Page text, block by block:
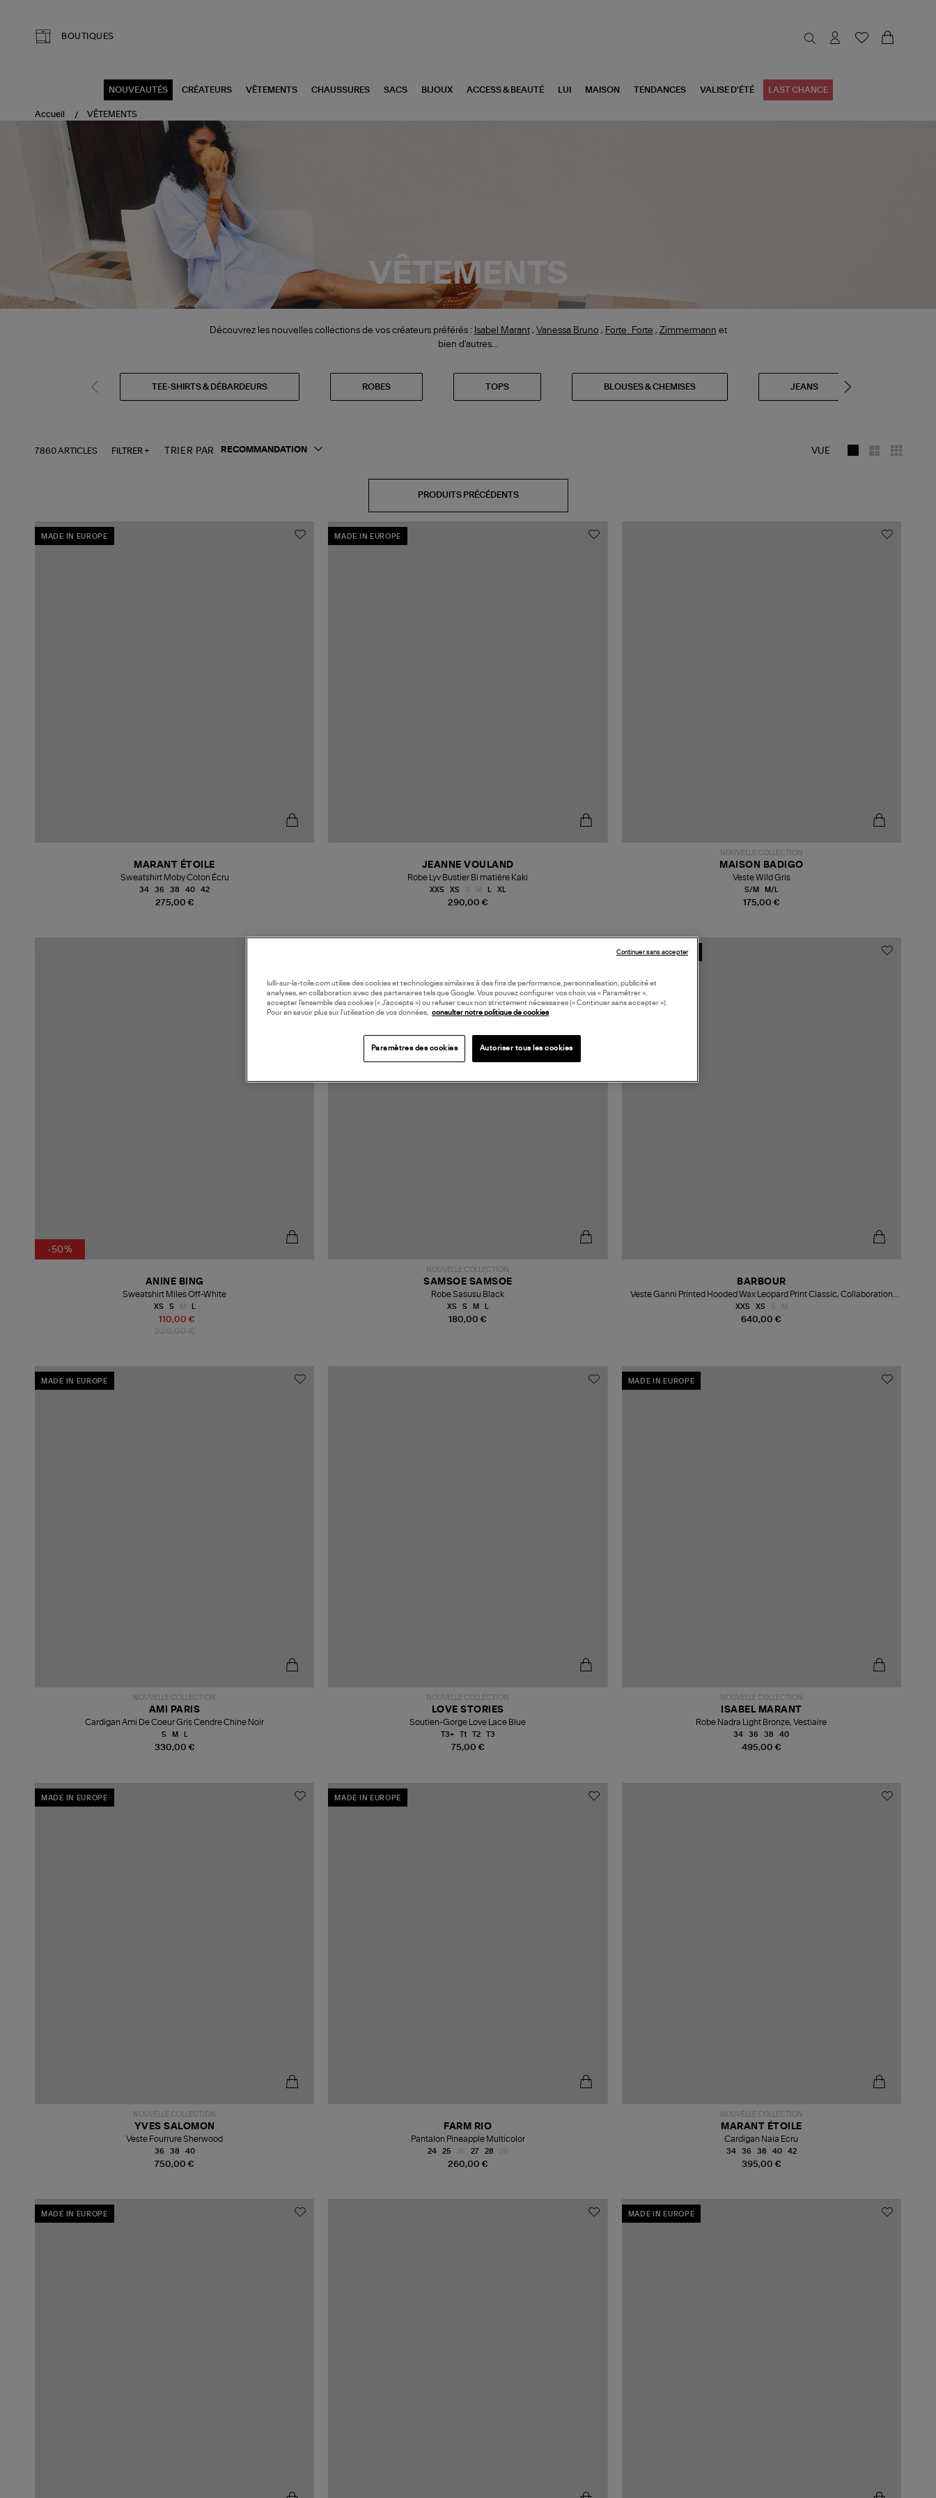
BOUTIQUES
NOUVEAUTÉS CRÉATEURS VÊTEMENTS CHAUSSURES SACS BIJOUX ACCESS & BEAUTÉ LUI MAISON TENDANCES VALISE D'ÉTÉ LAST CHANCE
Accueil VÊTEMENTS
VÊTEMENTS
Découvrez les nouvelles collections de vos créateurs préférés : Isabel Marant, Vanessa Bruno , Forte_Forte , Zimmermann et
bien d'autres...
TEE-SHIRTS & DÉBARDEURS ROBES TOPS BLOUSES & CHEMISES JEANS
7860 ARTICLES FILTRER + TRIER PAR VUE
PRODUITS PRÉCÉDENTS
MADE IN EUROPE
275,00 €
MARANT ÉTOILE
Sweatshirt Moby Coton Écru
34 36 38 40 42
MADE IN EUROPE
290,00 €
JEANNE VOULAND
Robe Lyv Bustier Bi matière Kaki
XXS XS L XL
NOUVELLE COLLECTION
175,00 €
MAISON BADIGO
Veste Wild Gris
S/M M/L
-50%
110,00 €
ANINE BING
Sweatshirt Miles Off-White
XS S
NOUVELLE COLLECTION
180,00 €
SAMSOE SAMSOE
Robe Sasusu Black
XS S M
COLLABORATION
640,00 €
BARBOUR
Veste Ganni Printed Hooded Wax Leopard Print Classic, Collaboration
Barbour X Ganni
XXS XS
MADE IN EUROPE
NOUVELLE COLLECTION
330,00 €
AMI PARIS
Cardigan Ami De Coeur Gris Cendre Chine Noir
S M L
NOUVELLE COLLECTION
75,00 €
LOVE STORIES
Soutien-Gorge Love Lace Blue
T3+ T1 T2 T3
MADE IN EUROPE
NOUVELLE COLLECTION
495,00 €
ISABEL MARANT
Robe Nadra Light Bronze, Vestiaire
34 36 38 40
MADE IN EUROPE
NOUVELLE COLLECTION
750,00 €
YVES SALOMON
Veste Fourrure Sherwood
36 38 40
MADE IN EUROPE
260,00 €
FARM RIO
Pantalon Pineapple Multicolor
24 25 27 28
NOUVELLE COLLECTION
395,00 €
MARANT ÉTOILE
Cardigan Naia Ecru
34 36 38 40 42
MADE IN EUROPE MADE IN EUROPE
lulli-sur-la-toile.com utilise des cookies et technologies similaires à des fins de performance, personnalisation, publicité et
analyses, en collaboration avec des partenaires tels que Google. Vous pouvez configurer vos choix via « Paramétrer »,
accepter l’ensemble des cookies (« J’accepte ») ou refuser ceux non strictement nécessaires (« Continuer sans accepter »).
Pour en savoir plus sur l’utilisation de vos données, consulter notre politique de cookies
Paramètres des cookies Autoriser tous les cookies
Continuer sans accepter